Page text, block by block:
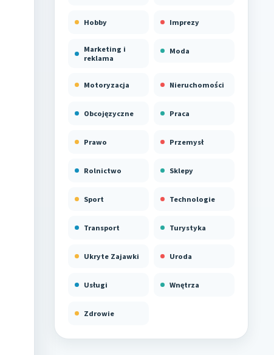
Hobby Imprezy
Marketing i
reklama
Moda
Motoryzacja Nieruchomości
Obcojęzyczne Praca
Prawo Przemysł
Rolnictwo Sklepy
Sport Technologie
Transport Turystyka
Ukryte Zajawki Uroda
Usługi Wnętrza
Zdrowie